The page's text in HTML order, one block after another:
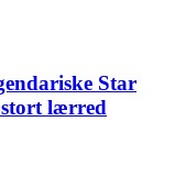
Star
stort lærred